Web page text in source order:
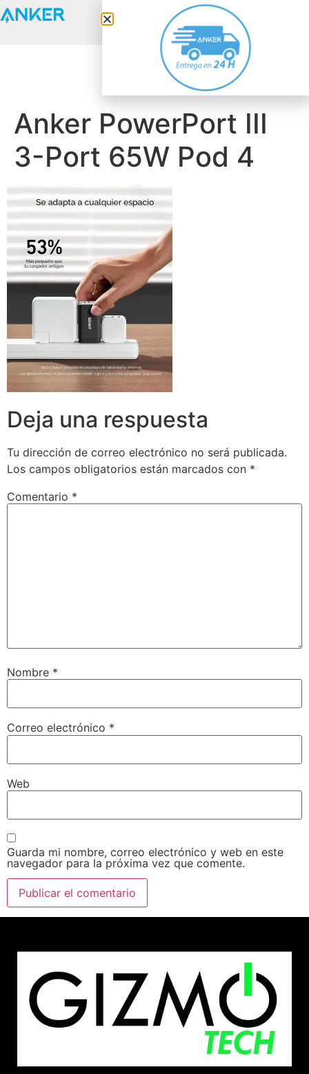
Anker PowerPort III
3-Port 65W Pod 4
Deja una respuesta
Tu dirección de correo electrónico no será publicada.
Los campos obligatorios están marcados con *
Comentario *
Nombre *
Correo electrónico *
Web
Guarda mi nombre, correo electrónico y web en este
navegador para la próxima vez que comente.